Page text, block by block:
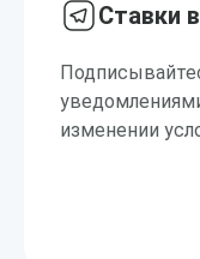
Ставки
изменении